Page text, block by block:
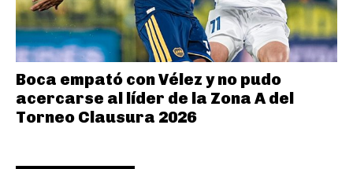
Boca empató con Vélez y no pudo
acercarse al líder de la Zona A del
Torneo Clausura 2026